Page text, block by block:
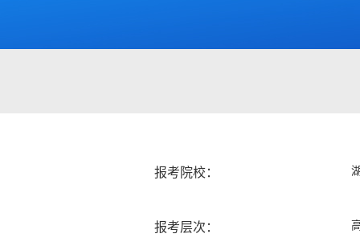
报考院校：
报考层次：